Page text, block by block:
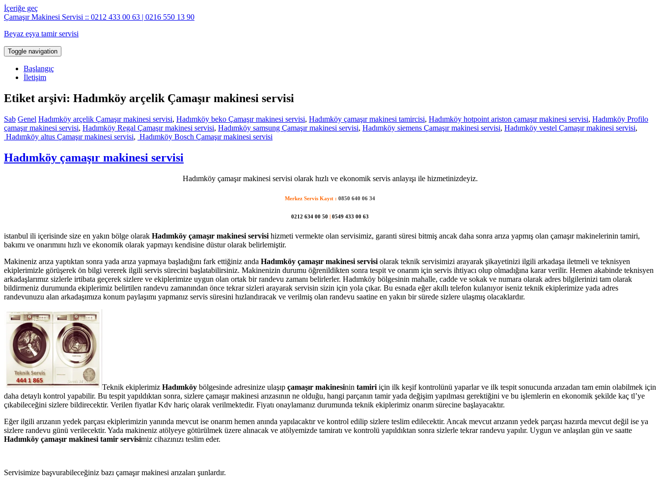
İçeriğe geç
Çamaşır Makinesi Servisi :: 0212 433 00 63 | 0216 550 13 90
Beyaz eşya tamir servisi
Toggle navigation
Başlangıç
İletişim
Etiket arşivi: Hadımköy arçelik Çamaşır makinesi servisi
Sab Genel Hadımköy arçelik Çamaşır makinesi servisi, Hadımköy beko Çamaşır makinesi servisi, Hadımköy çamaşır makinesi tamircisi, Hadımköy hotpoint ariston çamaşır makinesi servisi, Hadımköy Profilo
çamaşır makinesi servisi, Hadımköy Regal Çamaşır makinesi servisi, Hadımköy samsung Çamaşır makinesi servisi, Hadımköy siemens Çamaşır makinesi servisi, Hadımköy vestel Çamaşır makinesi servisi,
Hadımköy altus Çamaşır makinesi servisi, Hadımköy Bosch Çamaşır makinesi servisi
Hadımköy çamaşır makinesi servisi
Hadımköy çamaşır makinesi servisi olarak hızlı ve ekonomik servis anlayışı ile hizmetinizdeyiz.
Merkez Servis Kayıt : 0850 640 06 34
0212 634 00 50 | 0549 433 00 63
istanbul ili içerisinde size en yakın bölge olarak Hadımköy çamaşır makinesi servisi hizmeti vermekte olan servisimiz, garanti süresi bitmiş ancak daha sonra arıza yapmış olan çamaşır makinelerinin tamiri,
bakımı ve onarımını hızlı ve ekonomik olarak yapmayı kendisine düstur olarak belirlemiştir.
Makineniz arıza yaptıktan sonra yada arıza yapmaya başladığını fark ettiğiniz anda Hadımköy çamaşır makinesi servisi olarak teknik servisimizi arayarak şikayetinizi ilgili arkadaşa iletmeli ve teknisyen
ekiplerimizle görüşerek ön bilgi vererek ilgili servis sürecini başlatabilirsiniz. Makinenizin durumu öğrenildikten sonra tespit ve onarım için servis ihtiyacı olup olmadığına karar verilir. Hemen akabinde teknisyen
arkadaşlarımız sizlerle irtibata geçerek sizlere ve ekiplerimize uygun olan ortak bir randevu zamanı belirlerler. Hadımköy bölgesinin mahalle, cadde ve sokak ve numara olarak adres bilgilerinizi tam olarak
bildirmeniz durumunda ekiplerimiz belirtilen randevu zamanından önce tekrar sizleri arayarak servisin sizin için yola çıkar. Bu esnada eğer akıllı telefon kulanıyor iseniz teknik ekiplerimize yada adres
randevunuzu alan arkadaşımıza konum paylaşımı yapmanız servis süresini hızlandıracak ve verilmiş olan randevu saatine en yakın bir sürede sizlere ulaşmış olacaklardır.
Teknik ekiplerimiz Hadımköy bölgesinde adresinize ulaşıp çamaşır makinesinin tamiri için ilk keşif kontrolünü yaparlar ve ilk tespit sonucunda arızadan tam emin olabilmek için
daha detaylı kontrol yapabilir. Bu tespit yapıldıktan sonra, sizlere çamaşır makinesi arızasının ne olduğu, hangi parçanın tamir yada değişim yapılması gerektiğini ve bu işlemlerin en ekonomik şekilde kaç tl’ye
çıkabileceğini sizlere bildirecektir. Verilen fiyatlar Kdv hariç olarak verilmektedir. Fiyatı onaylamanız durumunda teknik ekiplerimiz onarım sürecine başlayacaktır.
Eğer ilgili arızanın yedek parçası ekiplerimizin yanında mevcut ise onarım hemen anında yapılacaktır ve kontrol edilip sizlere teslim edilecektir. Ancak mevcut arızanın yedek parçası hazırda mevcut değil ise ya
sizlere randevu günü verilecektir. Yada makineniz atölyeye götürülmek üzere alınacak ve atölyemizde tamiratı ve kontrolü yapıldıktan sonra sizlerle tekrar randevu yapılır. Uygun ve anlaşılan gün ve saatte
Hadımköy çamaşır makinesi tamir servisimiz cihazınızı teslim eder.
Servisimize başvurabileceğiniz bazı çamaşır makinesi arızaları şunlardır.